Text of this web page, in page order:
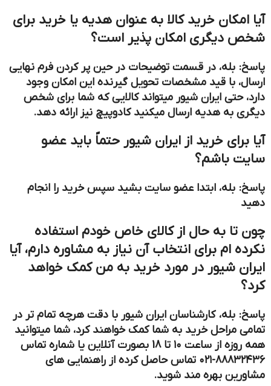
آیا امکان خرید کالا به عنوان هدیه یا خرید برای
شخص دیگری امکان پذیر است؟
پاسخ: بله، در قسمت توضیحات در حین پر کردن فرم نهایی
ارسال، با قید مشخصات تحویل گیرنده این امکان وجود
دارد، حتی ایران شیور میتواند کالایی که شما برای شخص
دیگری به هدیه ارسال میکنید کادوپیچ نیز ارائه دهد.
آیا برای خرید از ایران شیور حتماً باید عضو
سایت باشم؟
پاسخ: بله، ابتدا عضو سایت بشید سپس خرید را انجام
دهید
چون تا به حال از کالای خاص خودم استفاده
نکرده ام برای انتخاب آن نیاز به مشاوره دارم، آیا
ایران شیور در مورد خرید به من کمک خواهد
کرد؟
پاسخ: بله، کارشناسان ایران شیور با دقت هرچه تمام تر در
تمامی مراحل خرید به شما کمک خواهند کرد، شما میتوانید
همه روزه از ساعت ۱۰ تا 18 بصورت آنلاین یا شماره تماس
۸۸۸۳۲۴۳۶-۰۲۱ تماس حاصل کرده از راهنمایی های
مشاورین بهره مند شوید.